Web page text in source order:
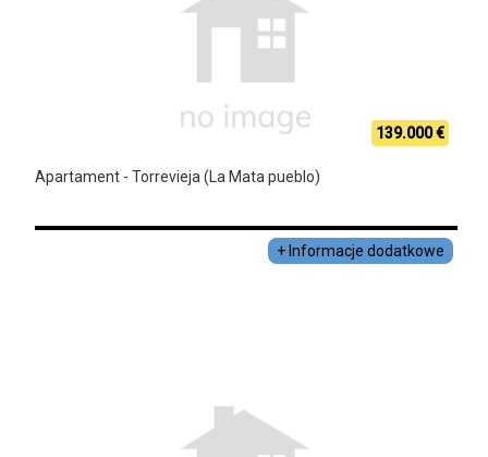
139.000 €
Apartament - Torrevieja (La Mata pueblo)
+ Informacje dodatkowe